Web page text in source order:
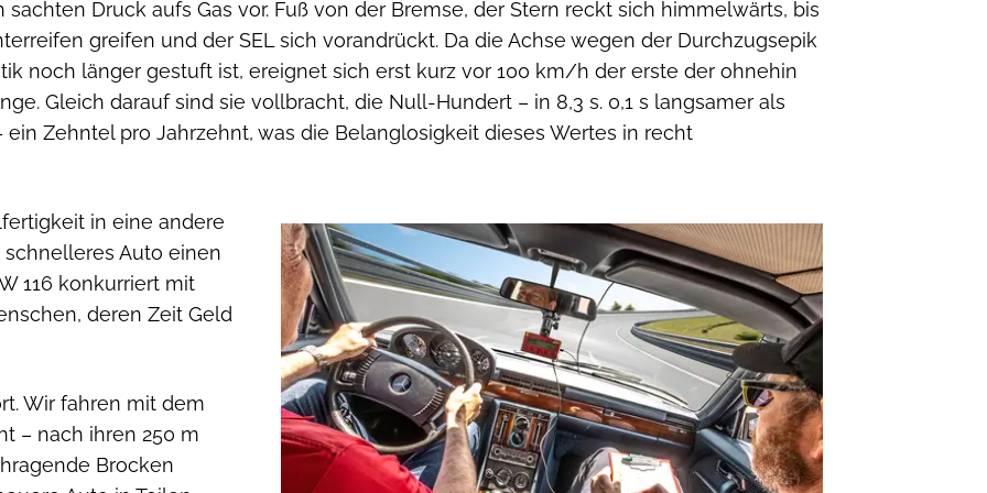
Druck aufs Gas vor. Fuß von der Bremse, der Stern reckt sich himmelwärts, bis
greifen und der SEL sich vorandrückt. Da die Achse wegen der Durchzugsepik
noch länger gestuft ist, ereignet sich erst kurz vor 100 km/h der erste der ohnehin
Gleich darauf sind sie vollbracht, die Null-Hundert – in 8,3 s. 0,1 s langsamer als
ein Zehntel pro Jahrzehnt, was die Belanglosigkeit dieses Wertes in recht
in eine andere
schnelleres Auto einen
116 konkurriert mit
deren Zeit Geld
Wir fahren mit dem
– nach ihren 250 m
Brocken